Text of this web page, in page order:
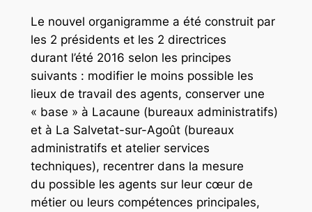
Le nouvel organigramme a été construit par
les 2 présidents et les 2 directrices
durant l’été 2016 selon les principes
suivants : modifier le moins possible les
lieux de travail des agents, conserver une
« base » à Lacaune (bureaux administratifs)
et à La Salvetat-sur-Agoût (bureaux
administratifs et atelier services
techniques), recentrer dans la mesure
du possible les agents sur leur cœur de
métier ou leurs compétences principales,